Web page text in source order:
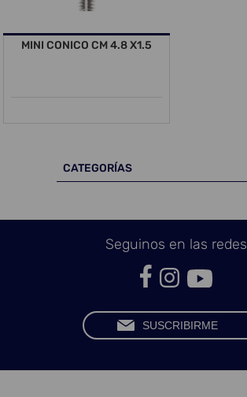
MINI CONICO CM 4.8 X1.5
CATEGORÍAS
Seguinos en las redes